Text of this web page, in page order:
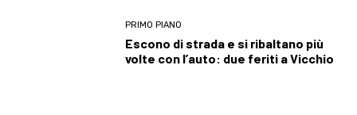
PRIMO PIANO
Escono di strada e si ribaltano più
volte con l’auto: due feriti a Vicchio